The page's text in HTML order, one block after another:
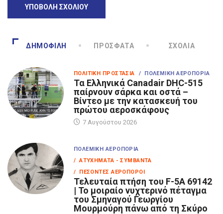
ΔΗΜΟΦΙΛΉ ΠΡΌΣΦΑΤΑ ΣΧΌΛΙΑ
ΠΟΛΙΤΙΚΉ ΠΡΟΣΤΑΣΊΑ / ΠΟΛΕΜΙΚΉ ΑΕΡΟΠΟΡΊΑ
Τα Eλληνικά Canadair DHC-515
παίρνουν σάρκα και οστά –
Βίντεο με την κατασκευή του
πρώτου αεροσκάφους
7 Αυγούστου 2026
ΠΟΛΕΜΙΚΉ ΑΕΡΟΠΟΡΊΑ
/ ΑΤΥΧΉΜΑΤΑ - ΣΥΜΒΆΝΤΑ
/ ΠΕΣΌΝΤΕΣ ΑΕΡΟΠΌΡΟΙ
Τελευταία πτήση του F-5A 69142
| Το μοιραίο νυχτερινό πέταγμα
του Σμηναγού Γεωργίου
Μουρμούρη πάνω από τη Σκύρο